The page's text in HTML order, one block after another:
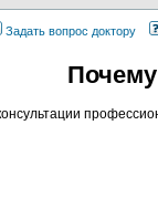
Задать вопрос доктору